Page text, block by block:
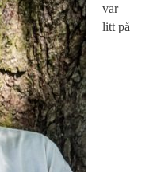
var
litt på